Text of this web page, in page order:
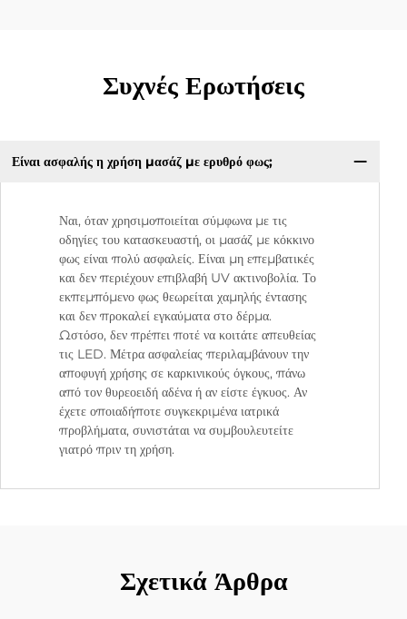
Συχνές Ερωτήσεις
Είναι ασφαλής η χρήση μασάζ με ερυθρό φως;
Ναι, όταν χρησιμοποιείται σύμφωνα με τις
οδηγίες του κατασκευαστή, οι μασάζ με κόκκινο
φως είναι πολύ ασφαλείς. Είναι μη επεμβατικές
και δεν περιέχουν επιβλαβή UV ακτινοβολία. Το
εκπεμπόμενο φως θεωρείται χαμηλής έντασης
και δεν προκαλεί εγκαύματα στο δέρμα.
Ωστόσο, δεν πρέπει ποτέ να κοιτάτε απευθείας
τις LED. Μέτρα ασφαλείας περιλαμβάνουν την
αποφυγή χρήσης σε καρκινικούς όγκους, πάνω
από τον θυρεοειδή αδένα ή αν είστε έγκυος. Αν
έχετε οποιαδήποτε συγκεκριμένα ιατρικά
προβλήματα, συνιστάται να συμβουλευτείτε
γιατρό πριν τη χρήση.
Σχετικά Άρθρα